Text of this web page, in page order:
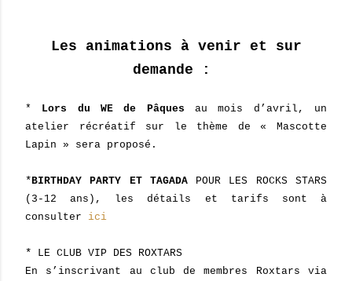
Les animations à venir et sur
demande :
* Lors du WE de Pâques au mois d’avril, un
atelier récréatif sur le thème de « Mascotte
Lapin » sera proposé.
*BIRTHDAY PARTY ET TAGADAPOUR LES ROCKS STARS
(3-12 ans), les détails et tarifs sont à
consulter ici
* LE CLUB VIP DES ROXTARS
En s’inscrivant au club de membres Roxtars via